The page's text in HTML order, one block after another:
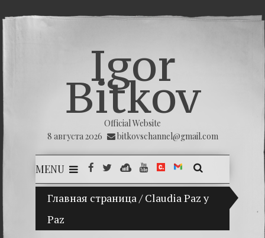
Igor
Bitkov
Official Website
8 августа 2026
bitkovschannel@gmail.com
MENU
Главная страница/ Claudia Paz y
Paz
(Español) Mi hijo Vladimir Bitkov, una